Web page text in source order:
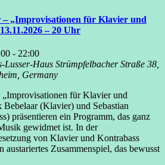
– „Improvisationen für Klavier und
– 20 Uhr
- 22:00
Lusser-Haus Strümpfelbacher Straße 38,
Germany
„Improvisationen für Klavier und
Bebelaar (Klavier) und Sebastian
präsentieren ein Programm, das ganz
gewidmet ist. In der
von Klavier und Kontrabass
austariertes Zusammenspiel, das bewusst